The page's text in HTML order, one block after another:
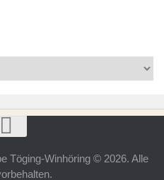
Töging-Winhöring © 2026. Alle